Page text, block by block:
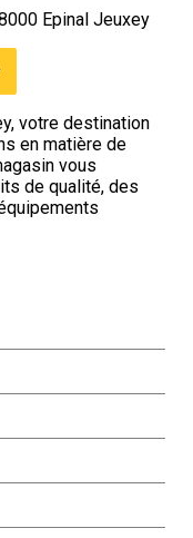
Epinal Jeuxey
votre destination
en matière de
vous
de qualité, des